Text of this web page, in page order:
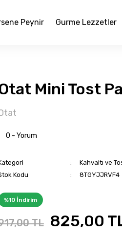
Peynir Gurme Lezzetler
Mini Tost
0 - Yorum
Kahvaltı ve
Kodu
8TGYJJRVF4
%10 İndirim
TL 825,00